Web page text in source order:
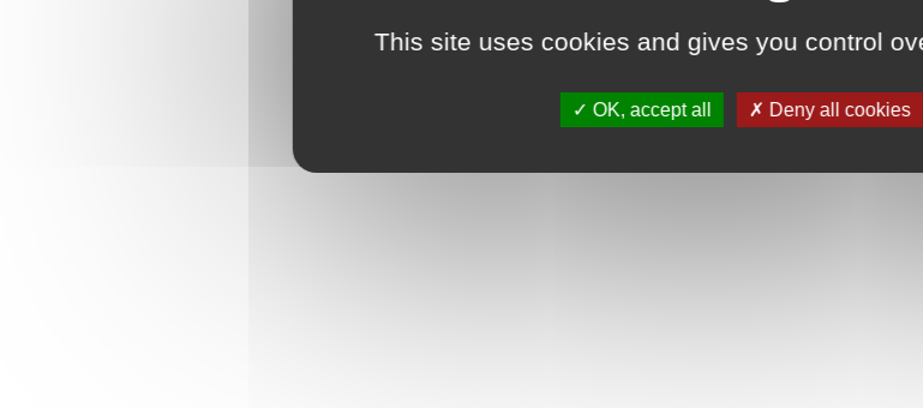
This site uses cookies and gives you control
OK, accept all Deny all cookies